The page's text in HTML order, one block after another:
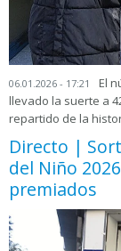
06.01.2026 - 17:21
El
llevado la suerte a
repartido de la
Directo |
del Niño
premiados